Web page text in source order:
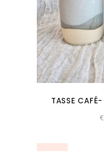
TASSE
€